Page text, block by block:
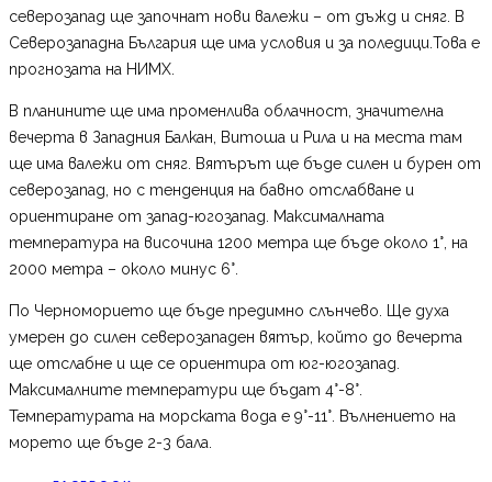
северозапад ще започнат нови валежи – от дъжд и сняг. В
Северозападна България ще има условия и за поледици.Това е
прогнозата на НИМХ.
В планините ще има променлива облачност, значителна
вечерта в Западния Балкан, Витоша и Рила и на места там
ще има валежи от сняг. Вятърът ще бъде силен и бурен от
северозапад, но с тенденция на бавно отслабване и
ориентиране от запад-югозапад. Максималната
температура на височина 1200 метра ще бъде около 1°, на
2000 метра – около минус 6°.
По Черноморието ще бъде предимно слънчево. Ще духа
умерен до силен северозападен вятър, който до вечерта
ще отслабне и ще се ориентира от юг-югозапад.
Максималните температури ще бъдат 4°-8°.
Температурата на морската вода е 9°-11°. Вълнението на
морето ще бъде 2-3 бала.